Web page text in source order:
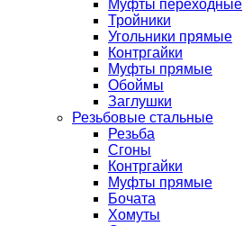
Муфты переходные
Тройники
Угольники прямые
Контргайки
Муфты прямые
Обоймы
Заглушки
Резьбовые стальные
Резьба
Сгоны
Контргайки
Муфты прямые
Бочата
Хомуты